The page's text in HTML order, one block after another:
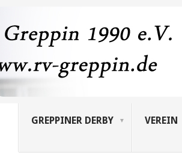
GREPPINER DERBY VEREIN